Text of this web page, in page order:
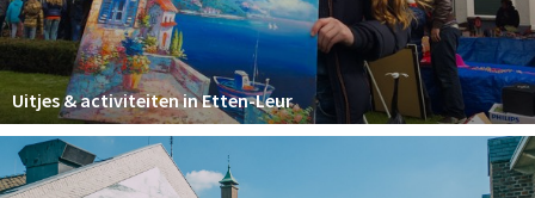
Uitjes & activiteiten in Etten-Leur